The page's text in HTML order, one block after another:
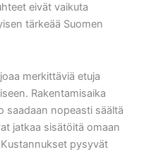
eivät vaikuta
tärkeää Suomen
merkittäviä etuja
Rakentamisaika
saadaan nopeasti säältä
jatkaa sisätöitä omaan
pysyvät